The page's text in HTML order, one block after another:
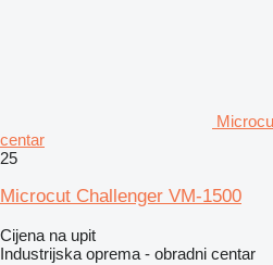
centar
25
Microcut Challenger VM-1500
Cijena na upit
Industrijska oprema - obradni centar